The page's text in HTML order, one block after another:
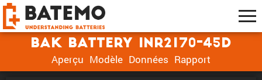
BAK Battery INR2170-45D
Aperçu Modèle Données Rapport